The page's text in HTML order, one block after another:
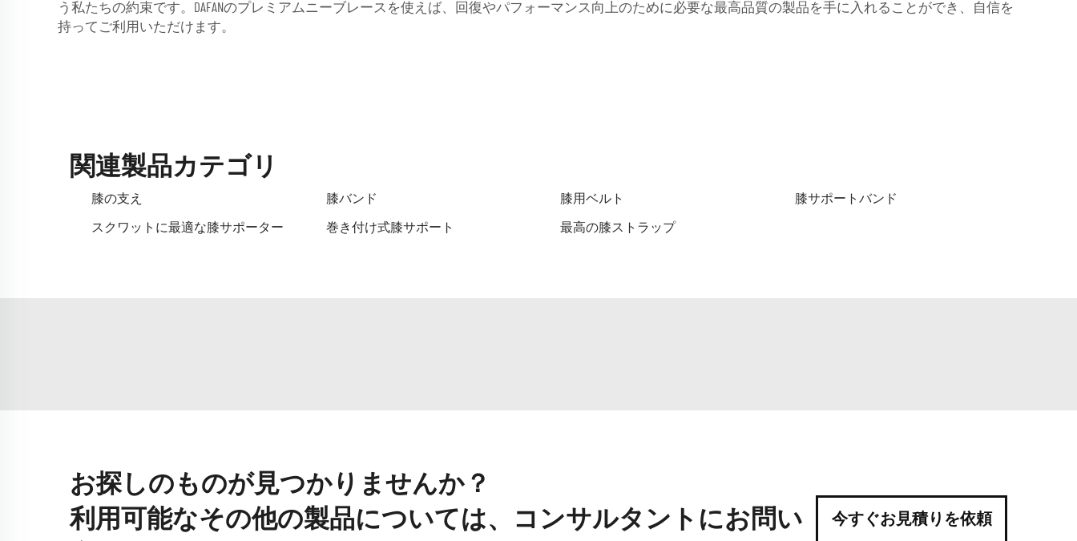
う私たちの約束です。DAFANのプレミアムニーブレースを使えば、回復やパフォーマンス向上のために必要な最高品質の製品を手に入れることができ、自信を
持ってご利用いただけます。
関連製品カテゴリ
膝の支え 膝バンド 膝用ベルト 膝サポートバンド
スクワットに最適な膝サポーター 巻き付け式膝サポート 最高の膝ストラップ
お探しのものが見つかりませんか？
利用可能なその他の製品については、コンサルタントにお問い
今すぐお見積りを依頼